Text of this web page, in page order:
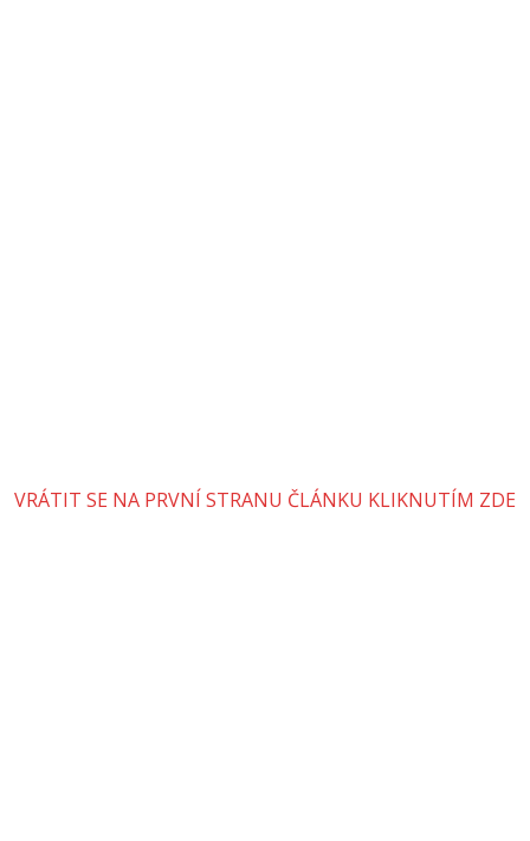
VRÁTIT SE NA PRVNÍ STRANU ČLÁNKU KLIKNUTÍM ZDE